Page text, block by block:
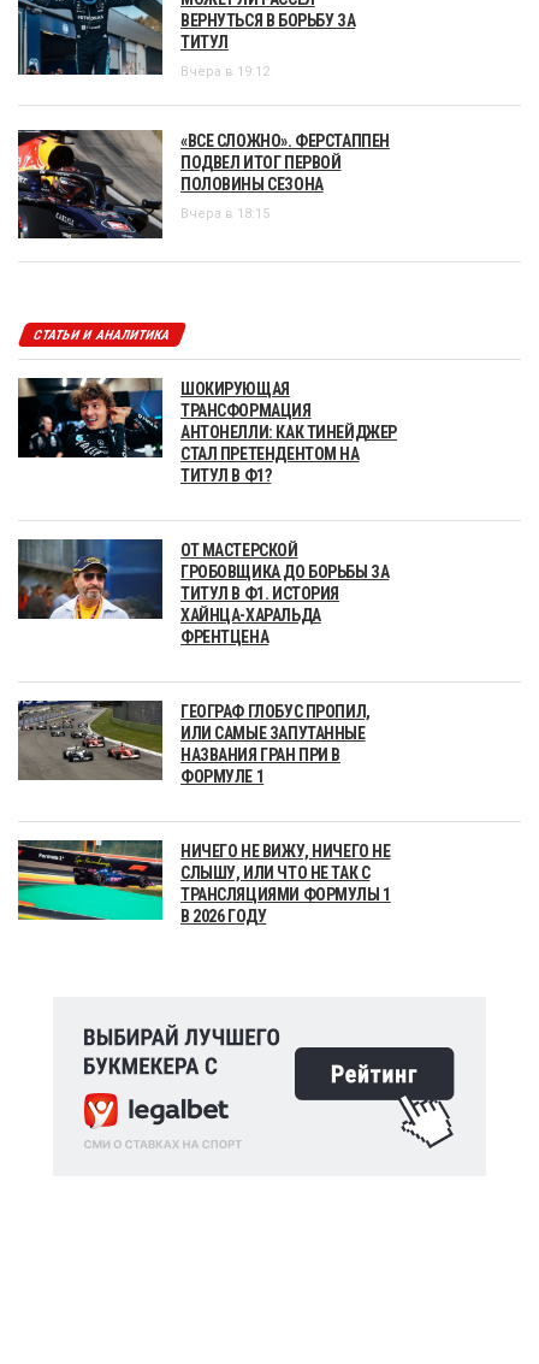
ВЕРНУТЬСЯ В БОРЬБУ ЗА
ТИТУЛ
Вчера в 19:12
«ВСЕ СЛОЖНО». ФЕРСТАППЕН
ПОДВЕЛ ИТОГ ПЕРВОЙ
ПОЛОВИНЫ СЕЗОНА
Вчера в 18:15
СТАТЬИ И АНАЛИТИКА
ШОКИРУЮЩАЯ
ТРАНСФОРМАЦИЯ
АНТОНЕЛЛИ: КАК ТИНЕЙДЖЕР
СТАЛ ПРЕТЕНДЕНТОМ НА
ТИТУЛ В Ф1?
ОТ МАСТЕРСКОЙ
ГРОБОВЩИКА ДО БОРЬБЫ ЗА
ТИТУЛ В Ф1. ИСТОРИЯ
ХАЙНЦА-ХАРАЛЬДА
ФРЕНТЦЕНА
ГЕОГРАФ ГЛОБУС ПРОПИЛ,
ИЛИ САМЫЕ ЗАПУТАННЫЕ
НАЗВАНИЯ ГРАН ПРИ В
ФОРМУЛЕ 1
НИЧЕГО НЕ ВИЖУ, НИЧЕГО НЕ
СЛЫШУ, ИЛИ ЧТО НЕ ТАК С
ТРАНСЛЯЦИЯМИ ФОРМУЛЫ 1
В 2026 ГОДУ